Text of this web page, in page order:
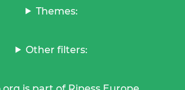
Themes:
Other filters: